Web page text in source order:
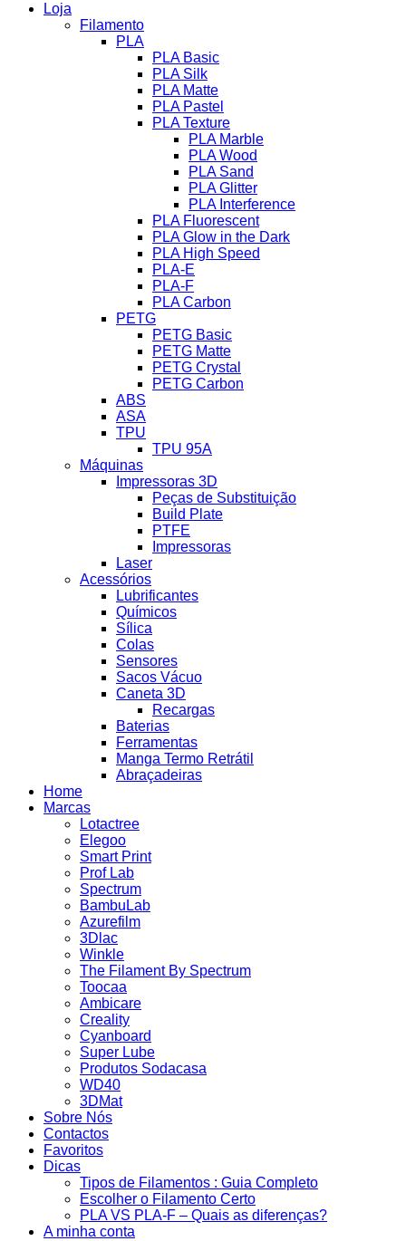
Loja
Filamento
PLA
PLA Basic
PLA Silk
PLA Matte
PLA Pastel
PLA Texture
PLA Marble
PLA Wood
PLA Sand
PLA Glitter
PLA Interference
PLA Fluorescent
PLA Glow in the Dark
PLA High Speed
PLA-E
PLA-F
PLA Carbon
PETG
PETG Basic
PETG Matte
PETG Crystal
PETG Carbon
ABS
ASA
TPU
TPU 95A
Máquinas
Impressoras 3D
Peças de Substituição
Build Plate
PTFE
Impressoras
Laser
Acessórios
Lubrificantes
Químicos
Sílica
Colas
Sensores
Sacos Vácuo
Caneta 3D
Recargas
Baterias
Ferramentas
Manga Termo Retrátil
Abraçadeiras
Home
Marcas
Lotactree
Elegoo
Smart Print
Prof Lab
Spectrum
BambuLab
Azurefilm
3Dlac
Winkle
The Filament By Spectrum
Toocaa
Ambicare
Creality
Cyanboard
Super Lube
Produtos Sodacasa
WD40
3DMat
Sobre Nós
Contactos
Favoritos
Dicas
Tipos de Filamentos : Guia Completo
Escolher o Filamento Certo
PLA VS PLA-F – Quais as diferenças?
A minha conta